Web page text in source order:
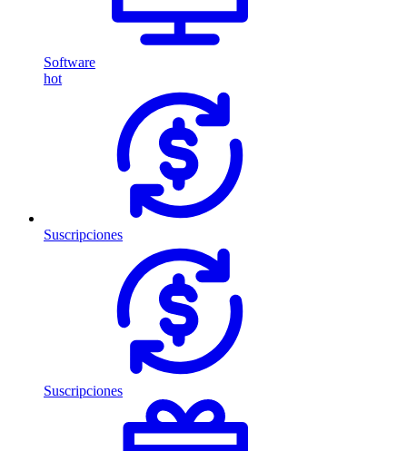
Software
hot
Suscripciones
Suscripciones